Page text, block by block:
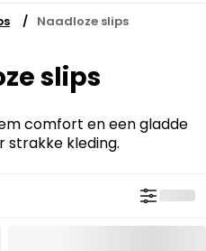
Naadloze slips
slips
comfort en een gladde
strakke kleding.